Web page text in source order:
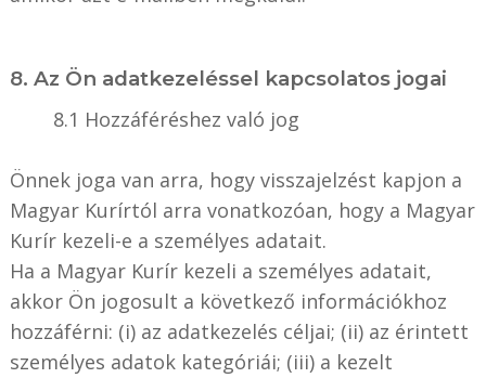
8. Az Ön adatkezeléssel kapcsolatos jogai
8.1 Hozzáféréshez való jog
Önnek joga van arra, hogy visszajelzést kapjon a
Magyar Kurírtól arra vonatkozóan, hogy a Magyar
Kurír kezeli-e a személyes adatait.
Ha a Magyar Kurír kezeli a személyes adatait,
akkor Ön jogosult a következő információkhoz
hozzáférni: (i) az adatkezelés céljai; (ii) az érintett
személyes adatok kategóriái; (iii) a kezelt